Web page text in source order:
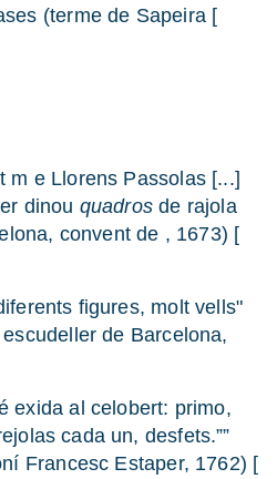
(terme de Sapeira [
m e Llorens Passolas [...]
dinou quadros de rajola
convent de , 1673) [
figures, molt vells"
de Barcelona,
exida al celobert: primo,
cada un, desfets.””
Francesc Estaper, 1762) [